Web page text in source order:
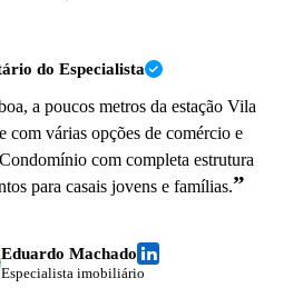
do Especialista
a poucos metros da estação Vila
com várias opções de comércio e
com completa estrutura
para casais jovens e famílias.”
Eduardo Machado
Especialista imobiliário